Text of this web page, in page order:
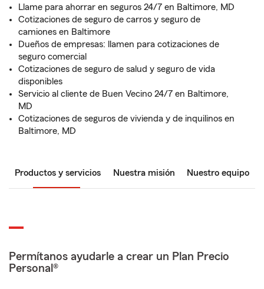
Llame para ahorrar en seguros 24/7 en Baltimore, MD
Cotizaciones de seguro de carros y seguro de
camiones en Baltimore
Dueños de empresas: llamen para cotizaciones de
seguro comercial
Cotizaciones de seguro de salud y seguro de vida
disponibles
Servicio al cliente de Buen Vecino 24/7 en Baltimore,
MD
Cotizaciones de seguros de vivienda y de inquilinos en
Baltimore, MD
Productos y servicios Nuestra misión Nuestro equipo
Permítanos ayudarle a crear un Plan Precio
Personal®